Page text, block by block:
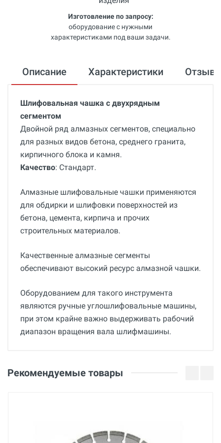
Изготовление по запросу:
оборудование с нужными
характеристиками под ваши задачи.
Описание Характеристики
Шлифовальная чашка с двухрядным
сегментом
Двойной ряд алмазных сегментов, специально
для разных видов бетона, среднего гранита,
кирпичного блока и камня.
Качество: Стандарт.
Алмазные шлифовальные чашки применяются
для обдирки и шлифовки поверхностей из
бетона, цемента, кирпича и прочих
строительных материалов.
Качественные алмазные сегменты
обеспечивают высокий ресурс алмазной чашки.
Оборудованием для такого инструмента
являются ручные углошлифовальные машины,
при этом крайне важно выдерживать рабочий
диапазон вращения вала шлифмашины.
Беларусь
Рекомендуемые товары